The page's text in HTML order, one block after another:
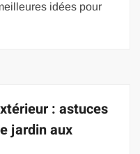
idées pour
: astuces
jardin aux